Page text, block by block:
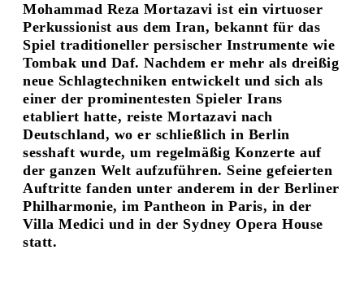
Mohammad Reza Mortazavi ist ein virtuoser
Perkussionist aus dem Iran, bekannt für das
Spiel traditioneller persischer Instrumente wie
Tombak und Daf. Nachdem er mehr als dreißig
neue Schlagtechniken entwickelt und sich als
einer der prominentesten Spieler Irans
etabliert hatte, reiste Mortazavi nach
Deutschland, wo er schließlich in Berlin
sesshaft wurde, um regelmäßig Konzerte auf
der ganzen Welt aufzuführen. Seine gefeierten
Auftritte fanden unter anderem in der Berliner
Philharmonie, im Pantheon in Paris, in der
Villa Medici und in der Sydney Opera House
statt.